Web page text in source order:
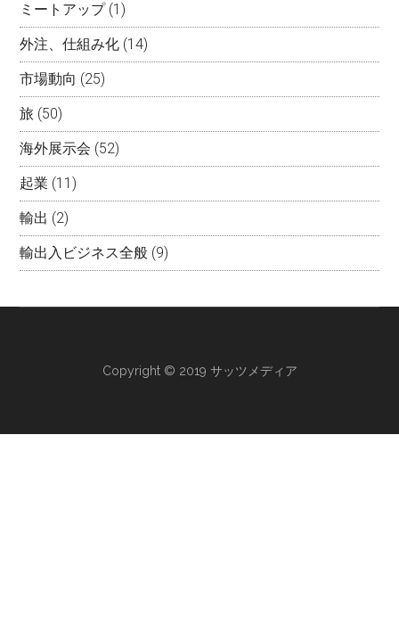
ミートアップ(1)
外注、仕組み化 (14)
市場動向 (25)
旅 (50)
海外展示会 (52)
起業 (11)
輸出 (2)
輸出入ビジネス全般 (9)
Copyright © 2019 サッツメディア